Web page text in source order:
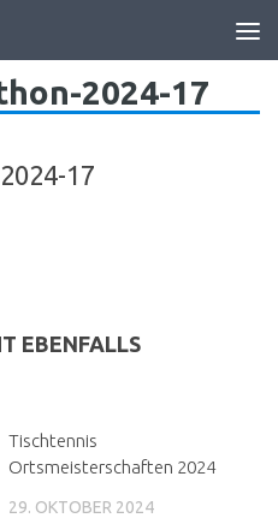
2024-17
17
EBENFALLS
Tischtennis
Ortsmeisterschaften 2024
29. OKTOBER 2024